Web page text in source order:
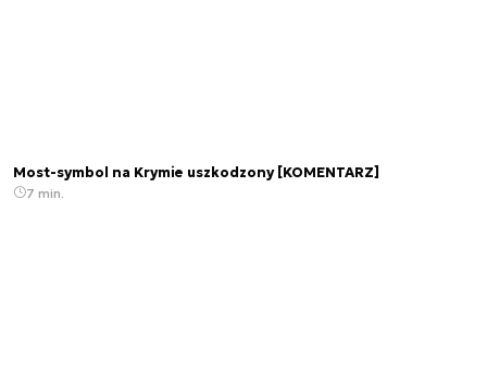
Most-symbol na Krymie uszkodzony [KOMENTARZ]
7 min.